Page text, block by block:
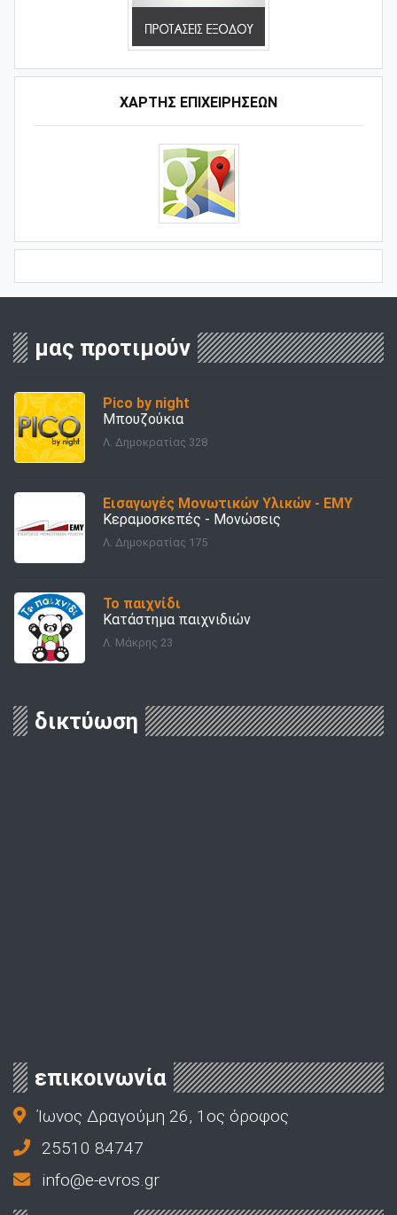
ΧΑΡΤΗΣ ΕΠΙΧΕΙΡΗΣΕΩΝ
μας προτιμούν
Pico by night
Μπουζούκια
Λ. Δημοκρατίας 328
Εισαγωγές Μονωτικών Υλικών - ΕΜΥ
Κεραμοσκεπές - Μονώσεις
Λ. Δημοκρατίας 175
Το παιχνίδι
Κατάστημα παιχνιδιών
Λ. Μάκρης 23
δικτύωση
επικοινωνία
Ίωνος Δραγούμη 26, 1ος όροφος
25510 84747
info@e-evros.gr